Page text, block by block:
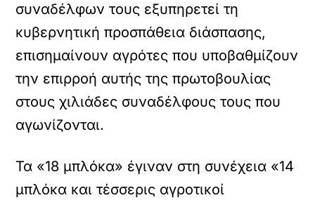
συναδέλφων τους εξυπηρετεί τη
κυβερνητική προσπάθεια διάσπασης,
επισημαίνουν αγρότες που υποβαθμίζουν
την επιρροή αυτής της πρωτοβουλίας
στους χιλιάδες συναδέλφους τους που
αγωνίζονται.
Τα «18 μπλόκα» έγιναν στη συνέχεια «14
μπλόκα και τέσσερις αγροτικοί